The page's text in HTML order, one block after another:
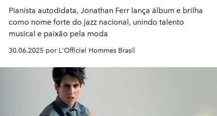
Pianista autodidata, Jonathan Ferr lança álbum e brilha
como nome forte do jazz nacional, unindo talento
musical e paixão pela moda
30.06.2025 por L'Officiel Hommes Brasil